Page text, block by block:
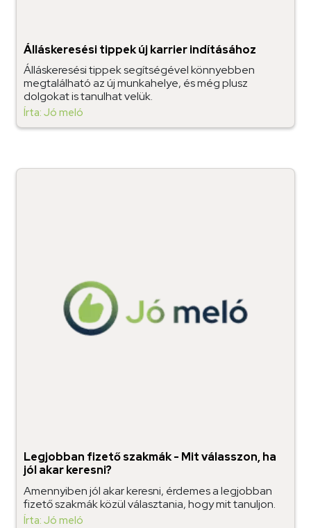
Álláskeresési tippek új karrier indításához
Álláskeresési tippek segítségével könnyebben
megtalálható az új munkahelye, és még plusz
dolgokat is tanulhat velük.
Írta: Jó meló
Legjobban fizető szakmák - Mit válasszon, ha
jól akar keresni?
Amennyiben jól akar keresni, érdemes a legjobban
fizető szakmák közül választania, hogy mit tanuljon.
Írta: Jó meló